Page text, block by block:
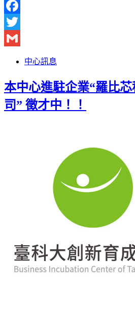
Facebook
Twitter
中心訊息
本中心進駐企業“羅比
司” 徵才中！！